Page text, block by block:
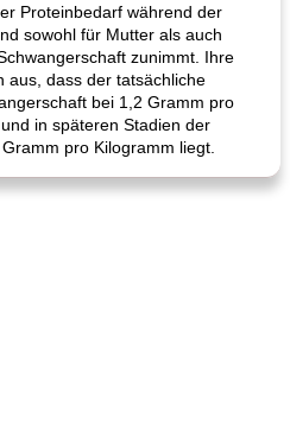
Proteinbedarf während der
sowohl für Mutter als auch
zunimmt. Ihre
aus, dass der tatsächliche
bei 1,2 Gramm pro
in späteren Stadien der
pro Kilogramm liegt.